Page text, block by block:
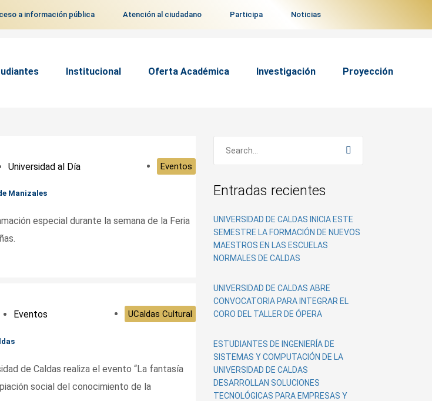
a información pública Atención al ciudadano Participa Noticias
Institucional Oferta Académica Investigación Proyección
Universidad al Día Eventos
Manizales
especial durante la semana de la Feria
Eventos UCaldas Cultural
de Caldas realiza el evento “La fantasía
social del conocimiento de la
Entradas recientes
UNIVERSIDAD DE CALDAS INICIA ESTE
SEMESTRE LA FORMACIÓN DE NUEVOS
MAESTROS EN LAS ESCUELAS
NORMALES DE CALDAS
UNIVERSIDAD DE CALDAS ABRE
CONVOCATORIA PARA INTEGRAR EL
CORO DEL TALLER DE ÓPERA
ESTUDIANTES DE INGENIERÍA DE
SISTEMAS Y COMPUTACIÓN DE LA
UNIVERSIDAD DE CALDAS
DESARROLLAN SOLUCIONES
TECNOLÓGICAS PARA EMPRESAS Y